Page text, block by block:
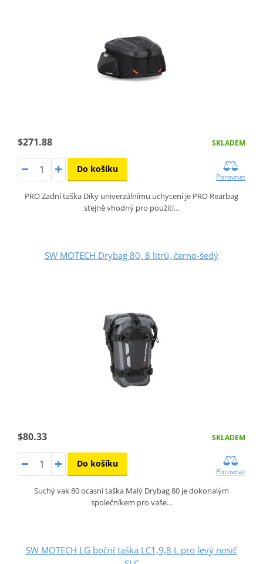
$271.88 SKLADEM
Do košíku
Porovnat
PRO Zadní taška Díky univerzálnímu uchycení je PRO Rearbag
stejně vhodný pro použití…
SW MOTECH Drybag 80, 8 litrů, černo-šedý
$80.33 SKLADEM
Do košíku
Porovnat
Suchý vak 80 ocasní taška Malý Drybag 80 je dokonalým
společníkem pro vaše…
SW MOTECH LG boční taška LC1,9,8 L pro levý nosič